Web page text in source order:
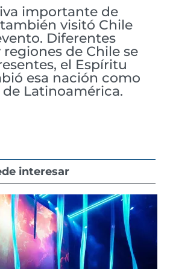
importante de
visitó Chile
Diferentes
regiones de Chile se
el Espíritu
esa nación como
Latinoamérica.
interesar